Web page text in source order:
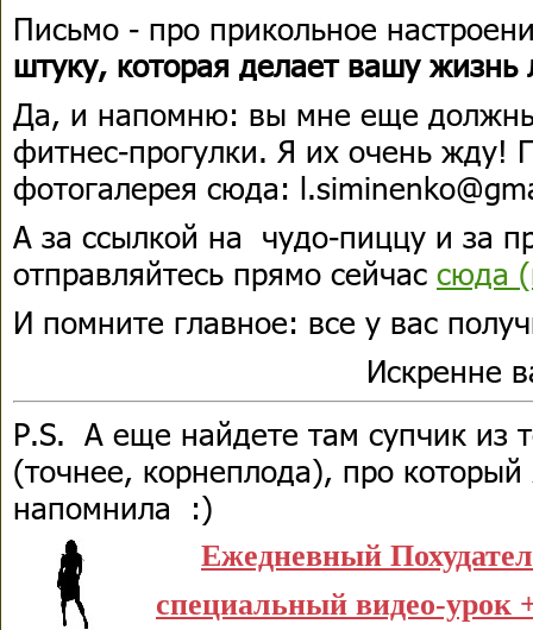
Письмо - про прикольное
штуку, которая делает вашу
Да, и напомню: вы мне еще
фитнес-прогулки. Я их очень жду!
фотогалерея сюда:
А за ссылкой на чудо-пиццу и за
отправляйтесь прямо сейчас сюда
И помните главное: все у вас
Искренне
P.S. А еще найдете там супчик из
(точнее, корнеплода), про
напомнила :)
Ежедневный
специальный видео-урок